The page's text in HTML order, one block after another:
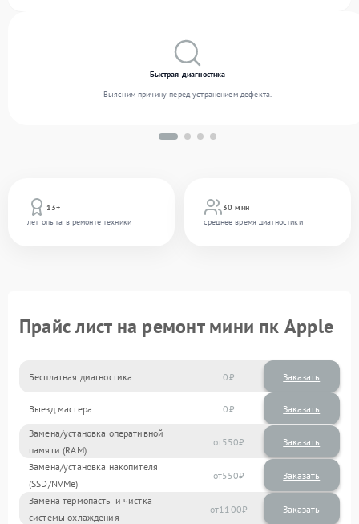
13+
лет опыта в ремонте техники
30 мин
среднее время диагностики
Быстрая диагностика
Выясним причину перед устранением дефекта.
Прайс лист на ремонт мини пк Apple
Бесплатная диагностика 0 Заказать
Выезд мастера 0 Заказать
Замена/установка оперативной
памяти (RAM)
550
Замена/установка накопителя
(SSD/NVMe)
550
Замена термопасты и чистка
системы охлаждения
1100